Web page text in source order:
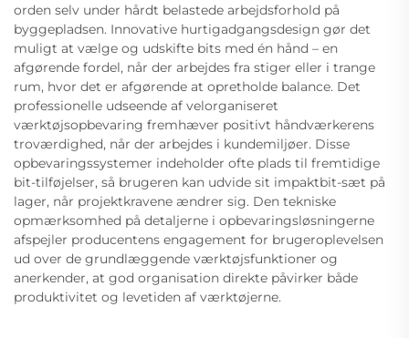
orden selv under hårdt belastede arbejdsforhold på
byggepladsen. Innovative hurtigadgangsdesign gør det
muligt at vælge og udskifte bits med én hånd – en
afgørende fordel, når der arbejdes fra stiger eller i trange
rum, hvor det er afgørende at opretholde balance. Det
professionelle udseende af velorganiseret
værktøjsopbevaring fremhæver positivt håndværkerens
troværdighed, når der arbejdes i kundemiljøer. Disse
opbevaringssystemer indeholder ofte plads til fremtidige
bit-tilføjelser, så brugeren kan udvide sit impaktbit-sæt på
lager, når projektkravene ændrer sig. Den tekniske
opmærksomhed på detaljerne i opbevaringsløsningerne
afspejler producentens engagement for brugeroplevelsen
ud over de grundlæggende værktøjsfunktioner og
anerkender, at god organisation direkte påvirker både
produktivitet og levetiden af værktøjerne.